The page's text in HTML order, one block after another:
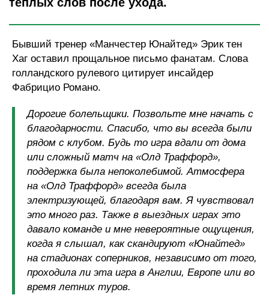
Бывший тренер «Манчестер Юнайтед» Эрик тен
Хаг оставил прощальное письмо фанатам. Слова
голландского рулевого цитирует инсайдер
Фабрицио Романо.
Дорогие болельщики. Позвольте мне начать с
благодарности. Спасибо, что вы всегда были
рядом с клубом. Будь то игра вдали от дома
или сложный матч на «Олд Траффорд»,
поддержка была непоколебимой. Атмосфера
на «Олд Траффорд» всегда была
электризующей, благодаря вам. Я чувствовал
это много раз. Также в выездных играх это
давало команде и мне невероятные ощущения,
когда я слышал, как скандируют «Юнайтед»
на стадионах соперников, независимо от того,
проходила ли эта игра в Англии, Европе или во
время летних туров.